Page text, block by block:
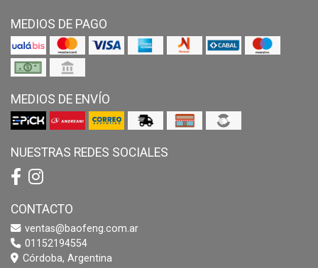
MEDIOS DE PAGO
MEDIOS DE ENVÍO
NUESTRAS REDES SOCIALES
CONTACTO
ventas@baofeng.com.ar
01152194554
Córdoba, Argentina